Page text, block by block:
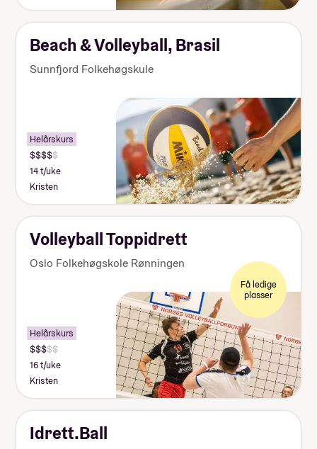
Om du velger å bli på skolen i
hjemreisehelgene må du ordne
deg mat selv.
Lommepenger. På bloggen
forteller fire elever hvor mye
sitt år på folkehøgskole
Beach & Volleyball, Brasil
Sunnfjord Folkehøgskule
Helårskurs
14 t/uke
Kristen
Volleyball Toppidrett
Oslo Folkehøgskole Rønningen
Få ledige
plasser
Helårskurs
16 t/uke
Kristen
Idrett.Ball